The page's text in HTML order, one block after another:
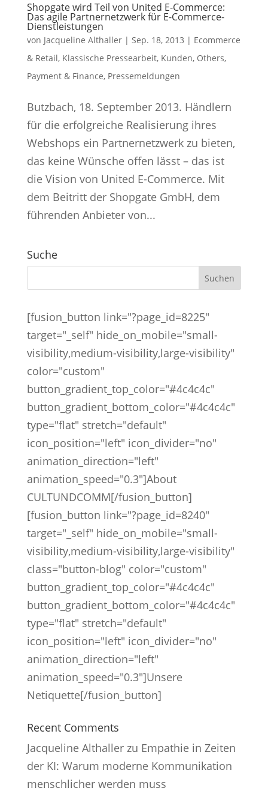
Shopgate wird Teil von United E-Commerce:
Das agile Partnernetzwerk für E-Commerce-
Dienstleistungen
von Jacqueline Althaller| Sep. 18, 2013 | Ecommerce
& Retail, Klassische Pressearbeit, Kunden, Others,
Payment & Finance, Pressemeldungen
Butzbach, 18. September 2013. Händlern
für die erfolgreiche Realisierung ihres
Webshops ein Partnernetzwerk zu bieten,
das keine Wünsche offen lässt – das ist
die Vision von United E-Commerce. Mit
dem Beitritt der Shopgate GmbH, dem
führenden Anbieter von...
Suche
[fusion_button link="?page_id=8225"
target="_self" hide_on_mobile="small-
visibility,medium-visibility,large-visibility"
color="custom"
button_gradient_top_color="#4c4c4c"
button_gradient_bottom_color="#4c4c4c"
type="flat" stretch="default"
icon_position="left" icon_divider="no"
animation_direction="left"
animation_speed="0.3"]About
CULTUNDCOMM[/fusion_button]
[fusion_button link="?page_id=8240"
target="_self" hide_on_mobile="small-
visibility,medium-visibility,large-visibility"
class="button-blog" color="custom"
button_gradient_top_color="#4c4c4c"
button_gradient_bottom_color="#4c4c4c"
type="flat" stretch="default"
icon_position="left" icon_divider="no"
animation_direction="left"
animation_speed="0.3"]Unsere
Netiquette[/fusion_button]
Recent Comments
Jacqueline Althallerzu Empathie in Zeiten
der KI: Warum moderne Kommunikation
menschlicher werden muss